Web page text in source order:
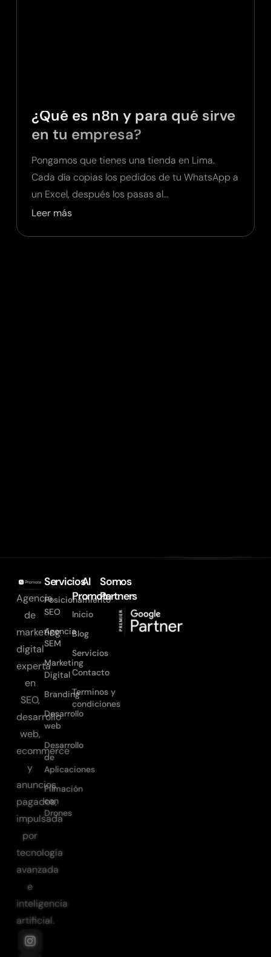
¿Qué es n8n y para qué sirve
en tu empresa?
Pongamos que tienes una tienda en Lima.
Cada día copias los pedidos de tu WhatsApp a
un Excel, después los pasas al…
Leer más
Agencia
de
marketing
digital
experta
en
SEO,
desarrollo
web,
ecommerce
y
anuncios
pagados,
impulsada
por
tecnología
avanzada
e
inteligencia
artificial.
Servicios
Posicionamiento
SEO
Agencia
SEM
Marketing
Digital
Branding
Desarrollo
web
Desarrollo
de
Aplicaciones
Filmación
con
Drones
AI
Promote
Inicio
Blog
Servicios
Contacto
Terminos y
condiciones
Somos
Partners